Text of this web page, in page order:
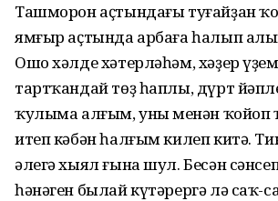
Ташморон аҫтындағы туғайҙан
ямғыр аҫтында арбаға һалып
Ошо хәлде хәтерләһәм, хәҙер
тартҡандай төҙ һаплы, дүрт
ҡулыма алғым, уның менән ҡойоп
итеп кәбән һалғым килеп китә.
әлегә хыял ғына шул. Бесән
һәнәген былай күтәрергә лә саҡ-